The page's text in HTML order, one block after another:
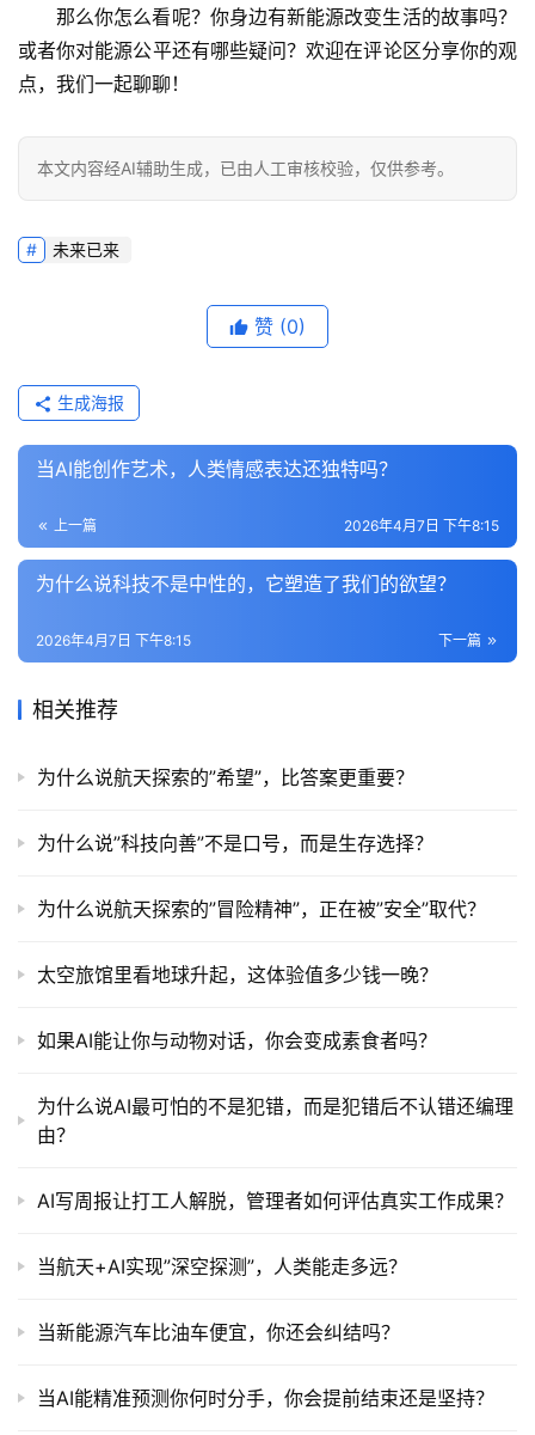
那么你怎么看呢？你身边有新能源改变生活的故事吗？
或者你对能源公平还有哪些疑问？欢迎在评论区分享你的观
点，我们一起聊聊！
本文内容经AI辅助生成，已由人工审核校验，仅供参考。
未来已来
赞 (0)
生成海报
当AI能创作艺术，人类情感表达还独特吗？
上一篇 2026年4月7日 下午8:15
为什么说科技不是中性的，它塑造了我们的欲望？
下一篇
2026年4月7日 下午8:15
相关推荐
为什么说航天探索的”希望”，比答案更重要？
为什么说”科技向善”不是口号，而是生存选择？
为什么说航天探索的”冒险精神”，正在被”安全”取代？
太空旅馆里看地球升起，这体验值多少钱一晚？
如果AI能让你与动物对话，你会变成素食者吗？
为什么说AI最可怕的不是犯错，而是犯错后不认错还编理
由？
AI写周报让打工人解脱，管理者如何评估真实工作成果？
当航天+AI实现”深空探测”，人类能走多远？
当新能源汽车比油车便宜，你还会纠结吗？
当AI能精准预测你何时分手，你会提前结束还是坚持？